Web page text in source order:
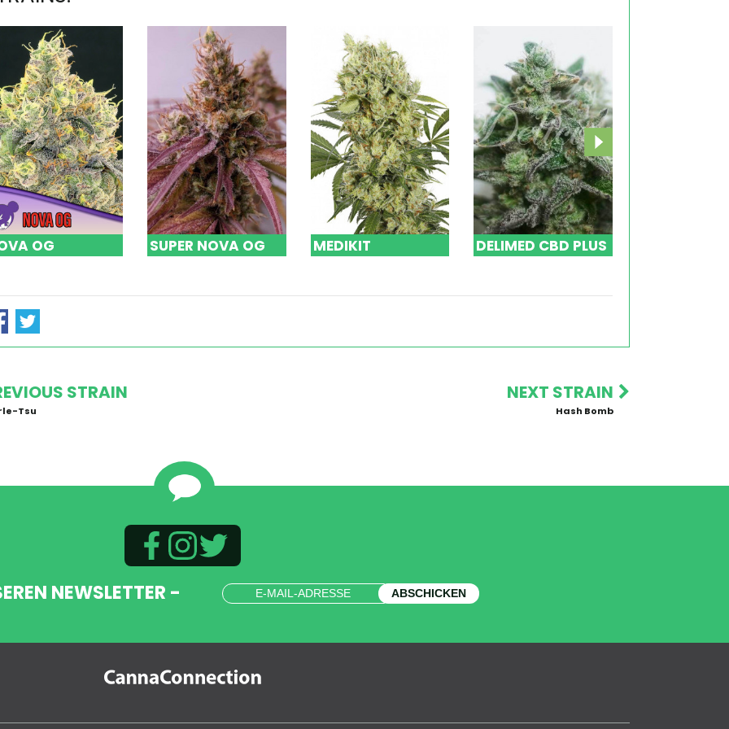
OG SUPER NOVA OG MEDIKIT DELIMED CBD PLUS
STRAIN
Tsu
NEXT STRAIN
Hash Bomb
NEWSLETTER - ABSCHICKEN